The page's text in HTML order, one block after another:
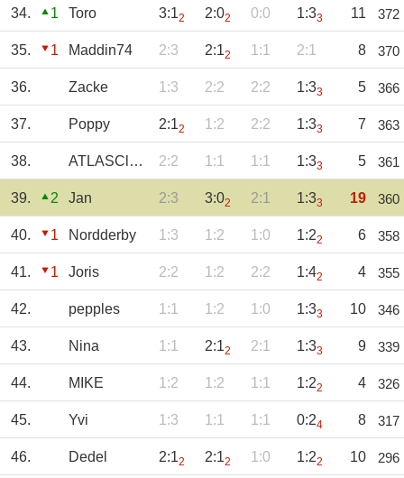
34. 1 Toro 3:12 2:02 0:0 1:33 11 372
35. 1 Maddin74 2:3 2:12 1:1 2:1 8 370
36. Zacke 1:3 2:2 2:2 1:33 5 366
37. Poppy 2:12 1:2 2:2 1:33 7 363
38. ATLASClaus 2:2 1:1 1:1 1:33 5 361
39. 2 Jan 2:3 3:02 2:1 1:33 19 360
40. 1 Nordderby 1:3 1:2 1:0 1:22 6 358
41. 1 Joris 2:2 1:2 2:2 1:42 4 355
42. pepples 1:1 1:2 1:0 1:33 10 346
43. Nina 1:1 2:12 2:1 1:33 9 339
44. MIKE 1:2 1:2 1:1 1:22 4 326
45. Yvi 1:3 1:1 1:1 0:24 8 317
46. Dedel 2:12 2:12 1:0 1:22 10 296